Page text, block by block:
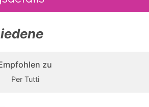
zu
Per Tutti